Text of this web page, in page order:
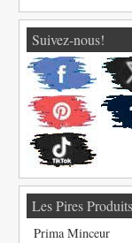
Suivez-nous!
Les Pires Produits
Prima Minceur